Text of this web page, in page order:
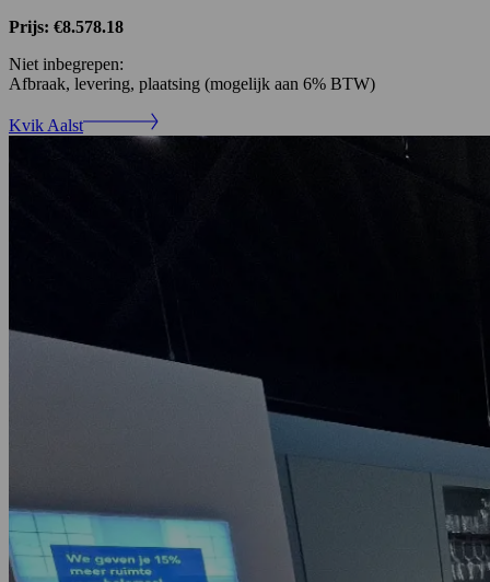
Prijs: €8.578.18
Niet inbegrepen:
Afbraak, levering, plaatsing (mogelijk aan 6% BTW)
Kvik Aalst